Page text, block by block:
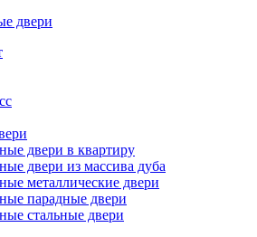
двери
двери в квартиру
двери из массива дуба
металлические двери
парадные двери
стальные двери